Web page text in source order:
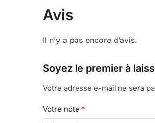
Avis
Il n’y a pas encore d’avis.
Soyez le premier à
Votre adresse e-mail ne sera
Votre note *